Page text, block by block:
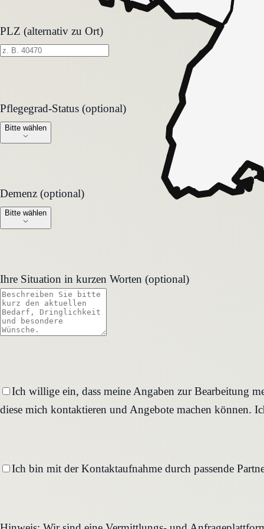
PLZ (alternativ zu Ort)
Pflegegrad-Status (optional)
Pflegegrad-Status (optional)
Bitte wählen
Demenz (optional)
Demenz (optional)
Bitte wählen
Ihre Situation in kurzen Worten (optional)
Ich willige ein, dass meine Angaben zur Bearbeitung
diese mich kontaktieren und Angebote machen können.
Ich bin mit der Kontaktaufnahme durch passende